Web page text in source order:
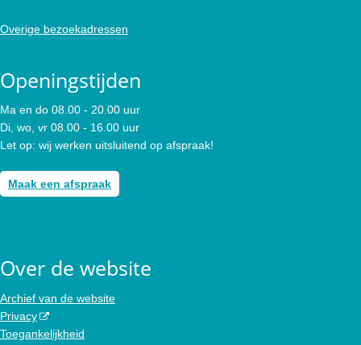
Overige bezoekadressen
Openingstijden
Ma en do 08.00 - 20.00 uur
Di, wo, vr 08.00 - 16.00 uur
Let op: wij werken uitsluitend op afspraak!
Maak een afspraak
Over de website
Archief van de website
Privacy
Toegankelijkheid